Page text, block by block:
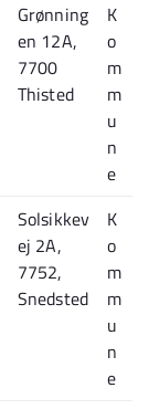
Grønning
en 12A,
7700
Thisted
K
o
m
m
u
n
e
Solsikkev
ej 2A,
7752,
Snedsted
K
o
m
m
u
n
e